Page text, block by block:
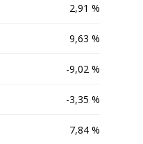
2,91 %
9,63 %
-9,02 %
-3,35 %
7,84 %